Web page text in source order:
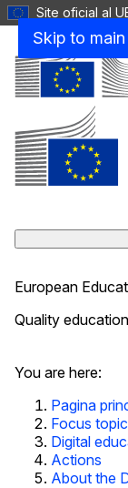
Skip to
Site oficial al
European
Quality
Digital
Actions overview
Planul de
You are here:
Pagina
Focus
Digital
Actions
About the